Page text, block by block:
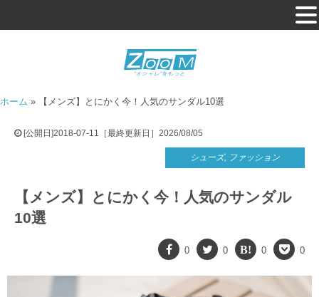
ホーム » 【メンズ】とにかく今！人気のサンダル10選
[公開日]2018-07-11［最終更新日］2026/08/05
シューズ, ファッション
【メンズ】とにかく今！人気のサンダル
10選
0 0 0 0